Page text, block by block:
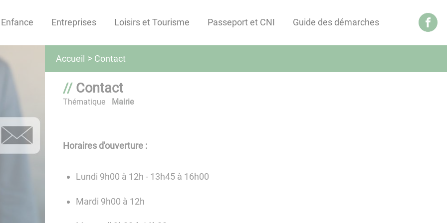
Enfance Entreprises Loisirs et Tourisme Passeport et CNI Guide des démarches
Accueil Contact
Contact
Thématique Mairie
Horaires d'ouverture :
Lundi 9h00 à 12h - 13h45 à 16h00
Mardi 9h00 à 12h